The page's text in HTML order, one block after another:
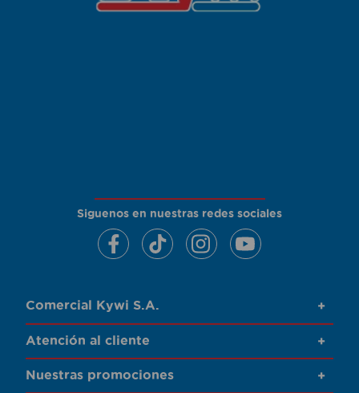
Siguenos en nuestras redes sociales
Comercial Kywi S.A. +
Atención al cliente +
Nuestras promociones +